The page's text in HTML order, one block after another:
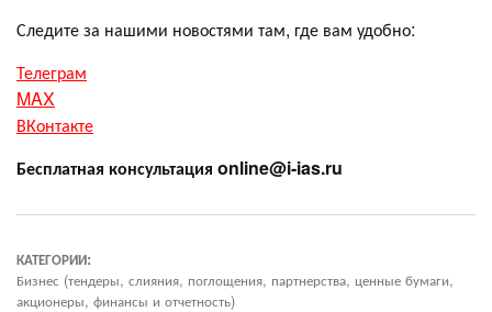
Следите за нашими новостями там, где вам удобно:
Телеграм
MAX
ВКонтакте
Бесплатная консультация online@i-ias.ru
КАТЕГОРИИ:
Бизнес (тендеры, слияния, поглощения, партнерства, ценные бумаги,
акционеры, финансы и отчетность)